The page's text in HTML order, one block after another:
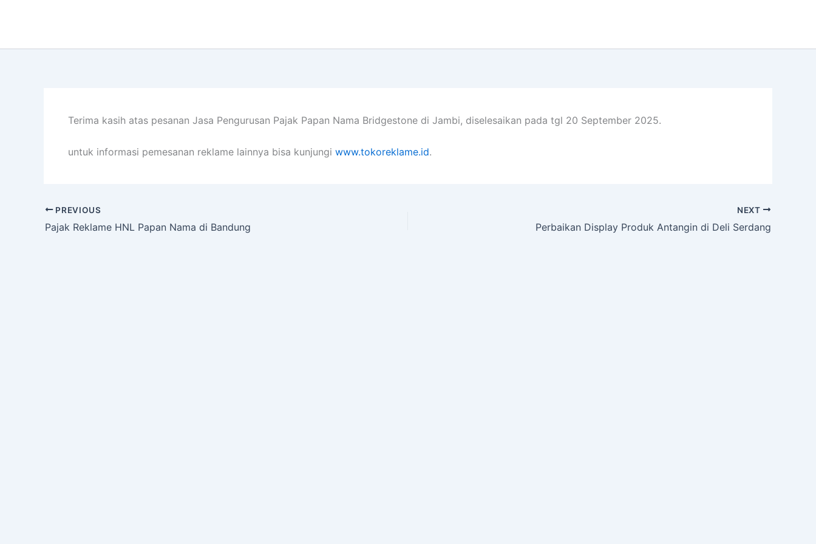
Terima kasih atas pesanan Jasa Pengurusan Pajak Papan Nama Bridgestone di Jambi, diselesaikan pada tgl 20 September 2025.
untuk informasi pemesanan reklame lainnya bisa kunjungi www.tokoreklame.id.
PREVIOUS
Pajak Reklame HNL Papan Nama di Bandung
NEXT
Perbaikan Display Produk Antangin di Deli Serdang